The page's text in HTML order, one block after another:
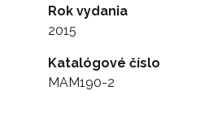
567" budou v oficiálních
desky a projektu, o
hraní, které se pak na
se z toho groovy a
Rok vydania
2015
Katalógové číslo
MAM190-2